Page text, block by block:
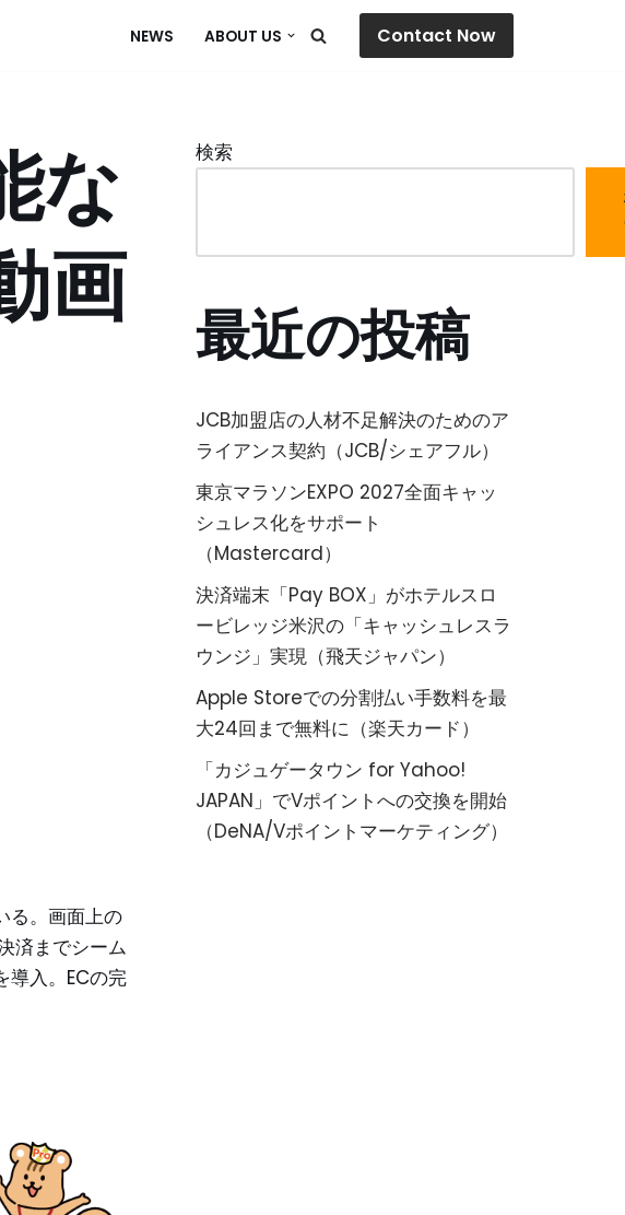
NEWS ABOUT US Contact Now
な
画
る。画面上の
済までシーム
導入。ECの完
検索
最近の投稿
JCB加盟店の人材不足解決のためのア
ライアンス契約（JCB/シェアフル）
東京マラソンEXPO 2027全面キャッ
シュレス化をサポート
（Mastercard）
決済端末「Pay BOX」がホテルスロ
ービレッジ米沢の「キャッシュレスラ
ウンジ」実現（飛天ジャパン）
Apple Storeでの分割払い手数料を最
大24回まで無料に（楽天カード）
「カジュゲータウン for Yahoo!
JAPAN」でVポイントへの交換を開始
（DeNA/Vポイントマーケティング）